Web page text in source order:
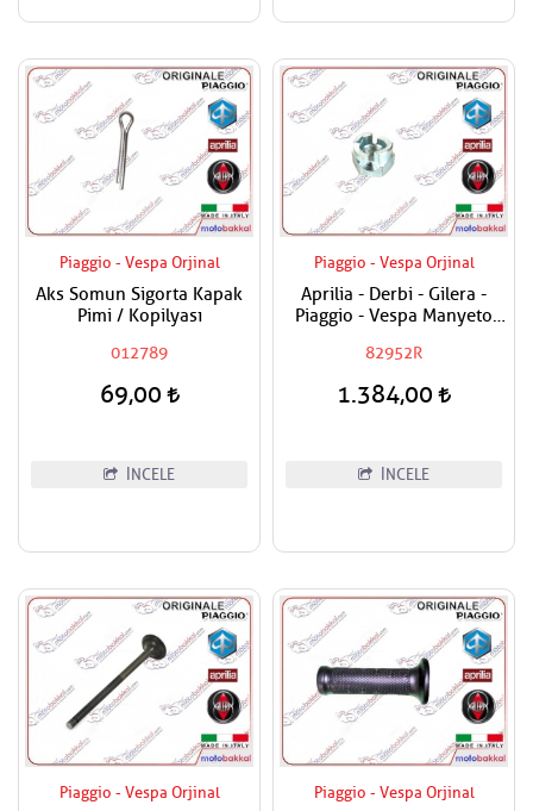
Piaggio - Vespa Orjinal
Aks Somun Sigorta Kapak
Pimi / Kopilyası
012789
69,00
İNCELE
Piaggio - Vespa Orjinal
Aprilia - Derbi - Gilera -
Piaggio - Vespa Manyeto
82952R
1.384,00
İNCELE
Piaggio - Vespa Orjinal Piaggio - Vespa Orjinal